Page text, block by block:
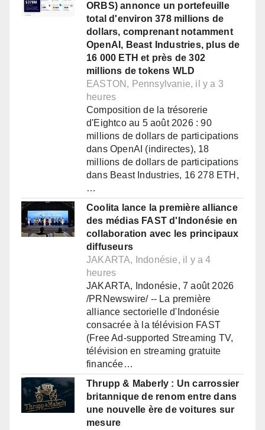
ORBS) annonce un portefeuille
total d'environ 378 millions de
dollars, comprenant notamment
OpenAI, Beast Industries, plus de
16 000 ETH et près de 302
millions de tokens WLD
EASTON, Pennsylvanie, il y a 3
heures
Composition de la trésorerie
d'Eightco au 5 août 2026 : 90
millions de dollars de participations
dans OpenAI (indirectes), 18
millions de dollars de participations
dans Beast Industries, 16 278 ETH,
…
Coolita lance la première alliance
des médias FAST d'Indonésie en
collaboration avec les principaux
diffuseurs
JAKARTA, Indonésie, il y a 4
heures
JAKARTA, Indonésie, 7 août 2026
/PRNewswire/ -- La première
alliance sectorielle d'Indonésie
consacrée à la télévision FAST
(Free Ad-supported Streaming TV,
télévision en streaming gratuite
financée…
Thrupp & Maberly : Un carrossier
britannique de renom entre dans
une nouvelle ère de voitures sur
mesure